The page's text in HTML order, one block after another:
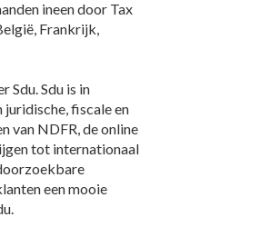
ineen door Tax
Frankrijk,
Sdu. Sdu is in
fiscale en
van NDFR, de online
tot internationaal
een mooie